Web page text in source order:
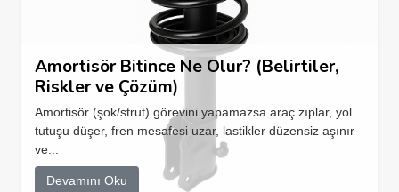
Amortisör Bitince Ne Olur? (Belirtiler,
Riskler ve Çözüm)
Amortisör (şok/strut) görevini yapamazsa araç zıplar, yol
tutuşu düşer, fren mesafesi uzar, lastikler düzensiz aşınır
ve...
Devamını Oku